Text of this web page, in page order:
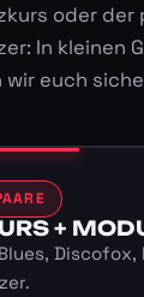
oder
In kleinen
euch
+
Discofox,